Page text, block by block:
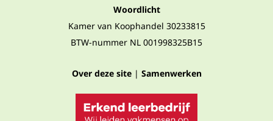
Woordlicht
Kamer van Koophandel 30233815
BTW-nummer NL 001998325B15
Over deze site| Samenwerken